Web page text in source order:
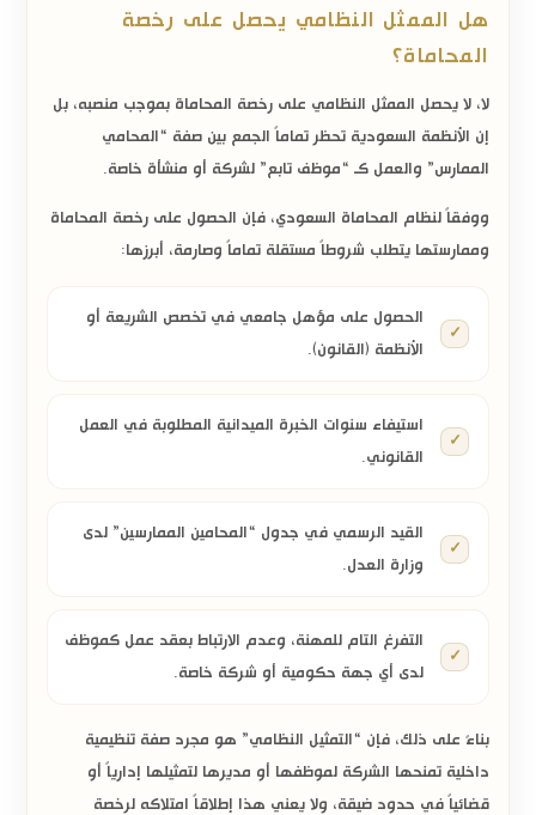
هل الممثل النظامي يحصل على رخصة
المحاماة؟
لا، لا يحصل الممثل النظامي على رخصة المحاماة بموجب منصبه، بل
إن الأنظمة السعودية تحظر تماماً الجمع بين صفة “المحامي
الممارس” والعمل كـ “موظف تابع” لشركة أو منشأة خاصة.
ووفقاً لنظام المحاماة السعودي، فإن الحصول على رخصة المحاماة
وممارستها يتطلب شروطاً مستقلة تماماً وصارمة، أبرزها:
الحصول على مؤهل جامعي في تخصص الشريعة أو
الأنظمة (القانون).
استيفاء سنوات الخبرة الميدانية المطلوبة في العمل
القانوني.
القيد الرسمي في جدول “المحامين الممارسين” لدى
وزارة العدل.
التفرغ التام للمهنة، وعدم الارتباط بعقد عمل كموظف
لدى أي جهة حكومية أو شركة خاصة.
بناءً على ذلك، فإن “التمثيل النظامي” هو مجرد صفة تنظيمية
داخلية تمنحها الشركة لموظفها أو مديرها لتمثيلها إدارياً أو
قضائياً في حدود ضيقة، ولا يعني هذا إطلاقاً امتلاكه لرخصة